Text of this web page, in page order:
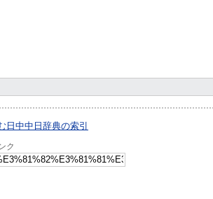
日中中日辞典の索引
ク